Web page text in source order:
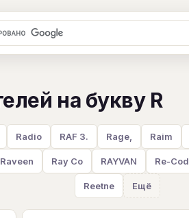
En A B C D
на букву R
Radio RAF 3. Rage, Raim
Raveen Ray Co RAYVAN Re-Cod
Reetne Ещё